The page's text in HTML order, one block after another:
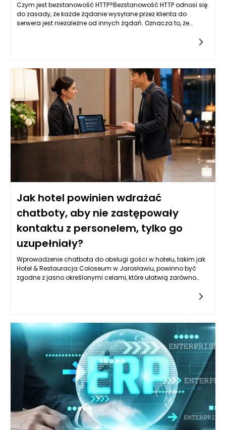
Czym jest bezstanowość HTTP?Bezstanowość HTTP odnosi się
do zasady, że każde żądanie wysyłane przez klienta do
serwera jest niezależne od innych żądań. Oznacza to, że
Jak hotel powinien wdrażać
chatboty, aby nie zastępowały
kontaktu z personelem, tylko go
uzupełniały?
Wprowadzenie chatbota do obsługi gości w hotelu, takim jak
Hotel & Restauracja Coloseum w Jarosławiu, powinno być
zgodne z jasno określonymi celami, które ułatwią zarówno
zwiększenie dostępności informacji oraz możliwości interakcji.
pokoi, menu czy atrakcji w okolicy. Warto, aby jego działanie
nie ograniczało się jedynie do udzielania odpowiedzi na
często zadawane pytania. Powinien także potrafić skierować
gości do odpowiednich osób w zespole, gdy konkretne
zapytania wymagają interwencji człowieka. Obiekt w
Jarosławiu, ze swoim eleganckim designem i szeroką ofertą,
ma szansę na zbudowanie silniejszych relacji z klientami
dzięki większej efektywności obsługi.